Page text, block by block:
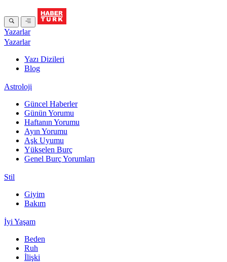
Yazarlar
Yazarlar
Yazı Dizileri
Blog
Astroloji
Güncel Haberler
Günün Yorumu
Haftanın Yorumu
Ayın Yorumu
Aşk Uyumu
Yükselen Burç
Genel Burç Yorumları
Stil
Giyim
Bakım
İyi Yaşam
Beden
Ruh
İlişki